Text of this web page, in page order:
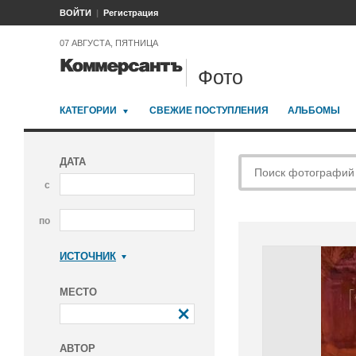
ВОЙТИ Регистрация
07 АВГУСТА, ПЯТНИЦА
Фото
КАТЕГОРИИ СВЕЖИЕ ПОСТУПЛЕНИЯ АЛЬБОМЫ
ДАТА
с
по
ИСТОЧНИК
МЕСТО
АВТОР